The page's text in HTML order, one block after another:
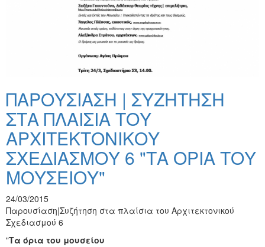
ΠΑΡΟΥΣΙΑΣΗ | ΣΥΖΗΤΗΣΗ
ΣΤΑ ΠΛΑΙΣΙΑ ΤΟΥ
ΑΡΧΙΤΕΚΤΟΝΙΚΟΥ
ΣΧΕΔΙΑΣΜΟΥ 6 "ΤΑ ΟΡΙΑ ΤΟΥ
ΜΟΥΣΕΙΟΥ"
24/03/2015
Παρουσίαση|Συζήτηση στα πλαίσια του Αρχιτεκτονικού
Σχεδιασμού 6
"Τα όρια του μουσείου